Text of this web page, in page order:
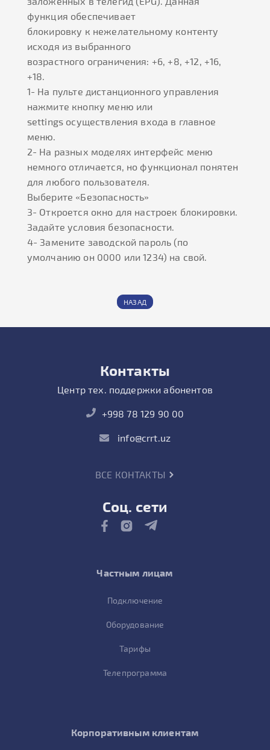
функция обеспечивает
блокировку к нежелательному контенту
исходя из выбранного
возрастного ограничения: +6, +8, +12, +16,
+18.
1- На пульте дистанционного управления
нажмите кнопку меню или
settings осуществления входа в главное
меню.
2- На разных моделях интерфейс меню
немного отличается, но функционал понятен
для любого пользователя.
Выберите «Безопасность»
3- Откроется окно для настроек блокировки.
Задайте условия безопасности.
4- Замените заводской пароль (по
умолчанию он 0000 или 1234) на свой.
НАЗАД
Контакты
Центр тех. поддержки абонентов
+998 78 129 90 00
info@crrt.uz
ВСЕ КОНТАКТЫ
Соц. сети
Частным лицам
Подключение
Оборудование
Тарифы
Телепрограмма
Корпоративным клиентам